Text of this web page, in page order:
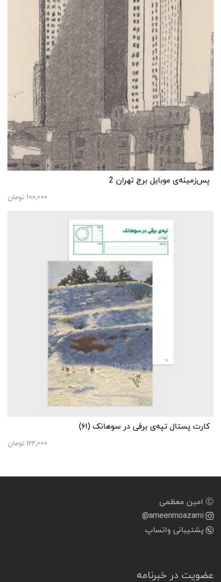
پس‌زمینه‌ی موبایل برج تهران 2
100,000 تومان
کارت پستال تپه‌ی برفی در سوهانک (۶۱)
122,000 تومان
Ⓒ امین معظمی
@ameenmoazami
پشتیبانی واتساپ
عضویت در خبرنامه